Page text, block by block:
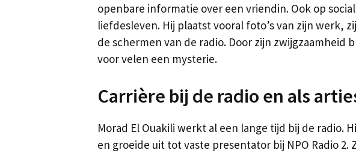
openbare informatie over een vriendin. Ook op
liefdesleven. Hij plaatst vooral foto’s van zijn werk,
de schermen van de radio. Door zijn zwijgzaamheid
voor velen een mysterie.
Carrière bij de radio en als
Morad El Ouakili werkt al een lange tijd bij de radio.
en groeide uit tot vaste presentator bij NPO Radio 2.